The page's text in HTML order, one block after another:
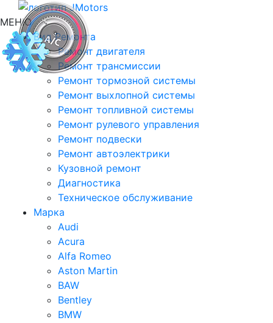
МЕНЮ
Вид Ремонта
Ремонт двигателя
Ремонт трансмиссии
Ремонт тормозной системы
Ремонт выхлопной системы
Ремонт топливной системы
Ремонт рулевого управления
Ремонт подвески
Ремонт автоэлектрики
Кузовной ремонт
Диагностика
Техническое обслуживание
Марка
Audi
Acura
Alfa Romeo
Aston Martin
BAW
Bentley
BMW